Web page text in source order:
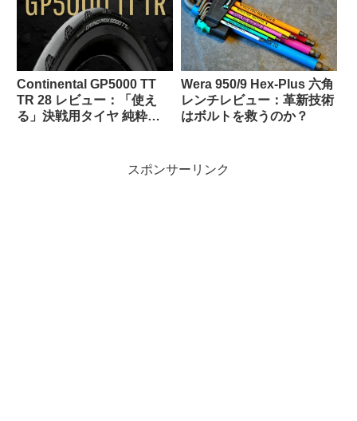
Continental GP5000 TT
TR 28 レビュー：「使え
る」決戦用タイヤ 純粋な
Wera 950/9 Hex-Plus 六角
レンチレビュー：革新技術
はボルトを救うのか？
スポンサーリンク